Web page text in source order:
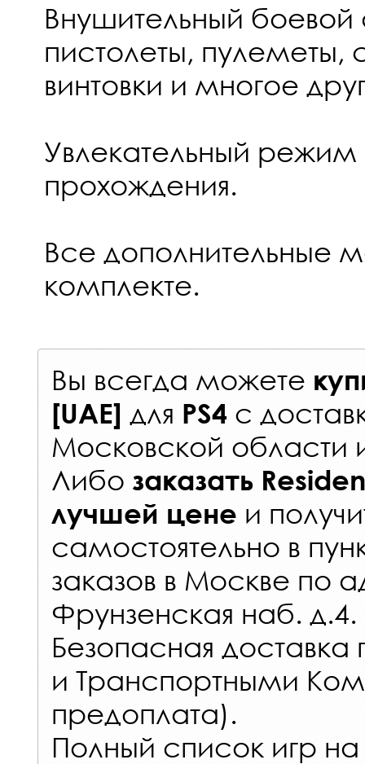
Внушительный
пистолеты, пулеметы,
винтовки и многое
Увлекательный режим
прохождения.
Все дополнительные
комплекте.
Вы всегда можете
[UAE] для PS4 с
Московской области
Либо заказать
лучшей цене и
самостоятельно в
заказов в Москве по
Фрунзенская наб. д.4.
Безопасная
и Транспортными
предоплата).
Полный список игр на